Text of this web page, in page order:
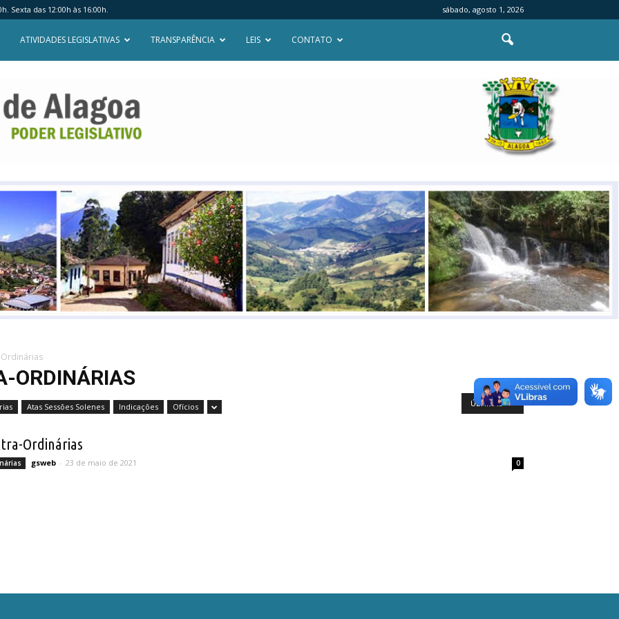
Sexta das 12:00h às 16:00h. sábado, agosto 1, 2026
ATIVIDADES LEGISLATIVAS TRANSPARÊNCIA LEIS CONTATO
Ordinárias
ORDINÁRIAS
Atas Sessões Solenes Indicações Ofícios ÚLTIMAS
Ordinárias
gsweb - 23 de maio de 2021 0